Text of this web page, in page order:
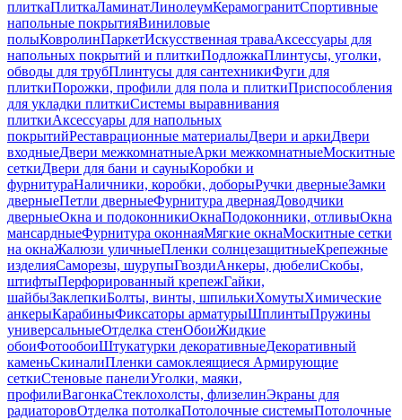
плиткаПлиткаЛаминатЛинолеумКерамогранитСпортивные
напольные покрытияВиниловые
полыКовролинПаркетИскусственная траваАксессуары для
напольных покрытий и плиткиПодложкаПлинтусы, уголки,
обводы для трубПлинтусы для сантехникиФуги для
плиткиПорожки, профили для пола и плиткиПриспособления
для укладки плиткиСистемы выравнивания
плиткиАксессуары для напольных
покрытийРеставрационные материалыДвери и аркиДвери
входныеДвери межкомнатныеАрки межкомнатныеМоскитные
сеткиДвери для бани и сауныКоробки и
фурнитураНаличники, коробки, доборыРучки дверныеЗамки
дверныеПетли дверныеФурнитура двернаяДоводчики
дверныеОкна и подоконникиОкнаПодоконники, отливыОкна
мансардныеФурнитура оконнаяМягкие окнаМоскитные сетки
на окнаЖалюзи уличныеПленки солнцезащитныеКрепежные
изделияСаморезы, шурупыГвоздиАнкеры, дюбелиСкобы,
штифтыПерфорированный крепежГайки,
шайбыЗаклепкиБолты, винты, шпилькиХомутыХимические
анкерыКарабиныФиксаторы арматурыШплинтыПружины
универсальныеОтделка стенОбоиЖидкие
обоиФотообоиШтукатурки декоративныеДекоративный
каменьСкиналиПленки самоклеящиеся Армирующие
сеткиСтеновые панелиУголки, маяки,
профилиВагонкаСтеклохолсты, флизелинЭкраны для
радиаторовОтделка потолкаПотолочные системыПотолочные